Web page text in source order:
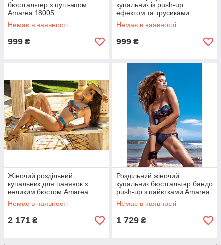
бюстгальтер з пуш-апом
Amarea 18005
Немає в наявності
999 ₴
купальник із push-up
ефектом та трусиками
бразиліано Amarea 18020
+мереживні шорти. АКЦІЯ!
Немає в наявності
999 ₴
Жіночий роздільний
купальник для панянок з
великим бюстом Amarea
18040
Немає в наявності
2 171 ₴
Роздільний жіночий
купальник бюстгальтер бандо
push-up з пайєтками Amarea
18046
Немає в наявності
1 729 ₴